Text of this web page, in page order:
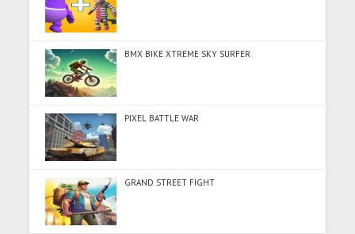
BMX BIKE XTREME SKY SURFER
PIXEL BATTLE WAR
GRAND STREET FIGHT